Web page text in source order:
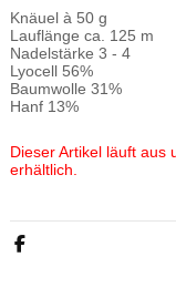
Knäuel à 50 g
Lauflänge ca. 125 m
Nadelstärke 3 - 4
Lyocell 56%
Baumwolle 31%
Hanf 13%
Dieser Artikel läuft aus
erhältlich.